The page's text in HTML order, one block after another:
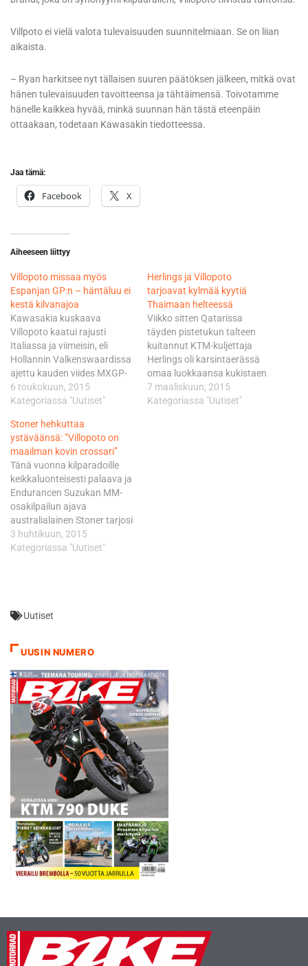
Villpoto ei vielä valota tulevaisuuden suunnitelmiaan. Se on liian
aikaista.
– Ryan harkitsee nyt tällaisen suuren päätöksen jälkeen, mitkä ovat
hänen tulevaisuuden tavoitteensa ja tähtäimensä. Toivotamme
hänelle kaikkea hyvää, minkä suunnan hän tästä eteenpäin
ottaakaan, todetaan Kawasakin tiedotteessa.
Jaa tämä:
Facebook X
Aiheeseen liittyy
Villopoto missaa myös
Espanjan GP:n – häntäluu ei
kestä kilvanajoa
Kawasakia kuskaava
Villopoto kaatui rajusti
Italiassa ja viimeisin, eli
Hollannin Valkenswaardissa
ajettu kauden viides MXGP-
luokan MM-osakilpailu jäi jo
ajamatta. Thaimaan GP:n
Villopoton odotettiin
palaavan tositoimiin
Espanjassa, mutta toisin
kävi. - Tavoitteeni on palata
kilpailemaan niin pian kuin
mahdollista, mutta
taisteleminen voitoista vaatii
100-prosenttista kuntoa.
Teemme yhdessä Monster…
6 toukokuun, 2015
Kategoriassa "Uutiset"
Herlings ja Villopoto
tarjoavat kylmää kyytiä
Thaimaan helteessä
Viikko sitten Qatarissa
täyden pistetukun talteen
kuitannut KTM-kuljettaja
Herlings oli karsintaerässä
omaa luokkaansa kukistaen
kakkoseksi tuikanneen
tiimikaverinsa Pauls
7 maaliskuun, 2015
Kategoriassa "Uutiset"
Stoner hehkuttaa
ystäväänsä: ”Villopoto on
maailman kovin crossari”
Tänä vuonna kilparadoille
keikkaluonteisesti palaava ja
Endurancen Suzukan MM-
osakilpailun ajava
australialainen Stoner tarjosi
Villopotolle viimeksi henkistä
tukeaan paikan päällä
neljänneksi. - En ole koskaan
voittaa
maailmanmestaruuden,
mutta minulle hän on
lajissaan numero 1 koko
maailmassa. Joku muu voi…
3 huhtikuun, 2015
Kategoriassa "Uutiset"
Uutiset
UUSIN NUMERO